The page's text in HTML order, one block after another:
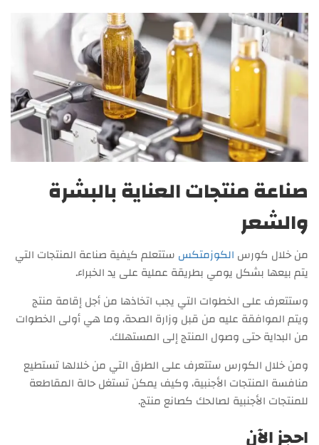
صناعة منتجات العناية بالبشرة
والشعر
من خلال كورس الكوزمتكس ستتعلم كيفية صناعة المنتجات التي
يتم بيعها بشكل يومي بطريقة عملية على يد الخبراء.
وستتعرف على الخطوات التي يجب اتخاذها من أجل إقامة منتج
ويتم الموافقة عليه من قبل وزارة الصحة، وما هي أولى الخطوات
من البداية حتى وصول المنتج إلى المستهلك.
ومن خلال الكورس ستتعرف على الطرق التي من خلالها تستطيع
منافسة المنتجات الأجنبية، وكيف يمكن تستغل حالة المقاطعة
للمنتجات الأجنبية لصالحك كصانع منتج.
احجز الآن